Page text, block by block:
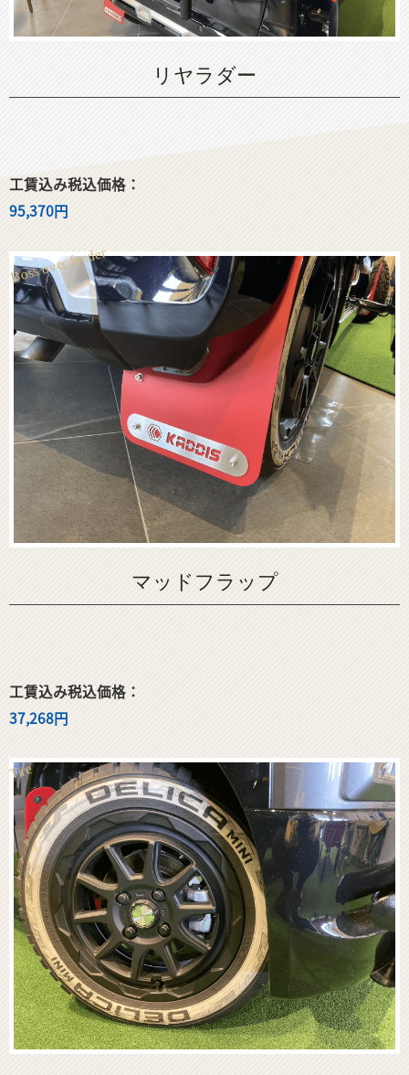
リヤラダー
工賃込み税込価格：
95,370円
Boss over fender
マッドフラップ
工賃込み税込価格：
37,268円
Tire